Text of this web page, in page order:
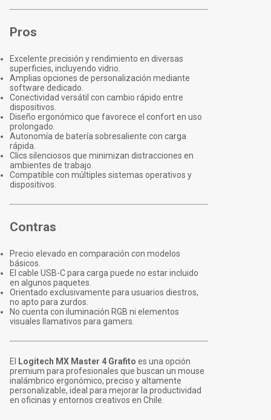
Pros
Excelente precisión y rendimiento en diversas
superficies, incluyendo vidrio.
Amplias opciones de personalización mediante
software dedicado.
Conectividad versátil con cambio rápido entre
dispositivos.
Diseño ergonómico que favorece el confort en uso
prolongado.
Autonomía de batería sobresaliente con carga
rápida.
Clics silenciosos que minimizan distracciones en
ambientes de trabajo.
Compatible con múltiples sistemas operativos y
dispositivos.
Contras
Precio elevado en comparación con modelos
básicos.
El cable USB-C para carga puede no estar incluido
en algunos paquetes.
Orientado exclusivamente para usuarios diestros,
no apto para zurdos.
No cuenta con iluminación RGB ni elementos
visuales llamativos para gamers.
El Logitech MX Master 4 Grafito es una opción
premium para profesionales que buscan un mouse
inalámbrico ergonómico, preciso y altamente
personalizable, ideal para mejorar la productividad
en oficinas y entornos creativos en Chile.